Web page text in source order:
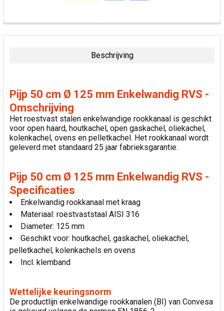
VAAK
SAMEN
VOEG
GESELECTEERDE
TOE AAN
WINKELWAGEN
Beschrijving
Pijp 50 cm Ø 125 mm Enkelwandig RVS -
Omschrijving
Het roestvast stalen enkelwandige rookkanaal is geschikt
voor open haard, houtkachel, open gaskachel, oliekachel,
kolenkachel, ovens en pelletkachel. Het rookkanaal wordt
geleverd met standaard 25 jaar fabrieksgarantie.
Pijp 50 cm Ø 125 mm Enkelwandig RVS -
Specificaties
Enkelwandig rookkanaal met kraag
Materiaal: roestvaststaal AISI 316
Diameter: 125 mm
Geschikt voor: houtkachel, gaskachel, oliekachel,
pelletkachel, kolenkachels en ovens
Incl. klemband
Wettelijke keuringsnorm
De productlijn enkelwandige rookkanalen (BI) van Convesa